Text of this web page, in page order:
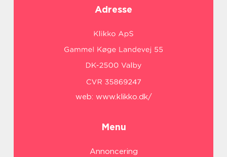
Adresse
web: www.klikko.dk/
Menu
Annoncering